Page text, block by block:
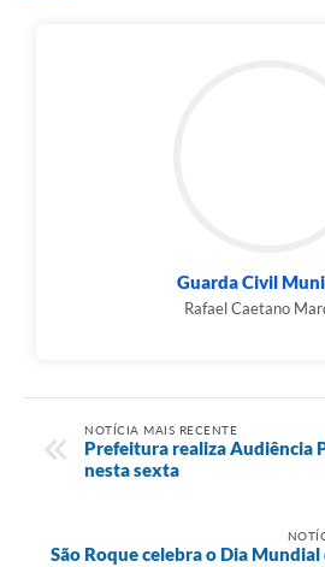
Guarda Civil
Rafael Caetano
NOTÍCIA MAIS RECENTE
Prefeitura realiza Audiência
nesta sexta
São Roque celebra o Dia